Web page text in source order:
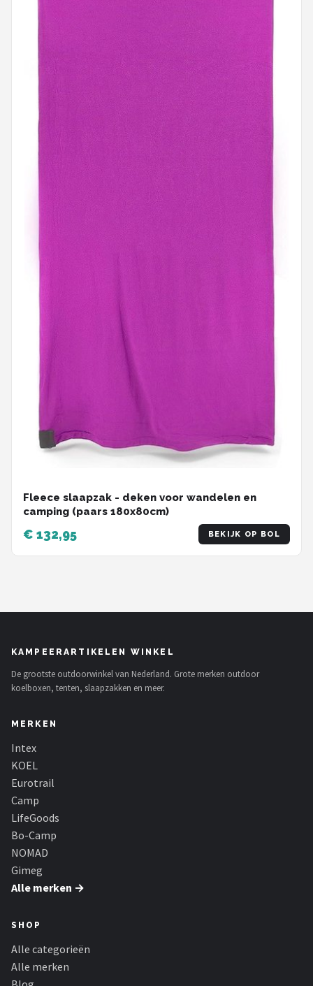
Fleece slaapzak - deken voor wandelen en
camping (paars 180x80cm)
€ 132,95 BEKIJK OP BOL
KAMPEERARTIKELEN WINKEL
De grootste outdoorwinkel van Nederland. Grote merken outdoor
koelboxen, tenten, slaapzakken en meer.
MERKEN
Intex
KOEL
Eurotrail
Camp
LifeGoods
Bo-Camp
NOMAD
Gimeg
Alle merken →
SHOP
Alle categorieën
Alle merken